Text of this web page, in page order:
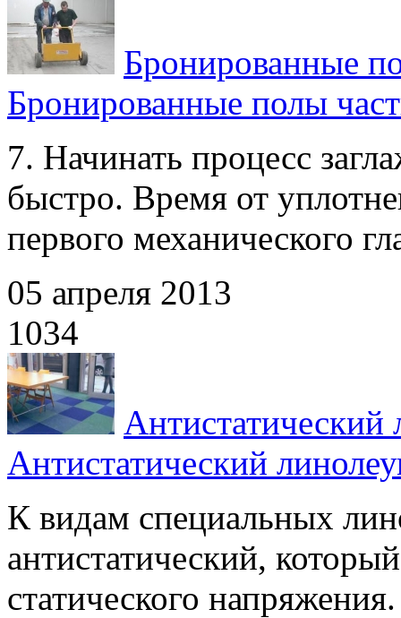
Бронированные
Бронированные полы
7. Начинать процесс
быстро. Время от
первого механического
05 апреля 2013
1034
Антистатический
Антистатический
К видам специальных
антистатический,
статического